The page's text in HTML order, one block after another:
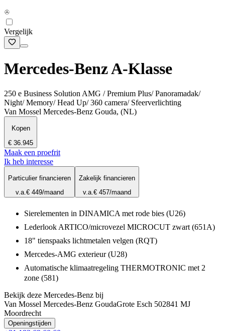
Vergelijk
Mercedes-Benz A-Klasse
250 e Business Solution AMG / Premium Plus/ Panoramadak/
Night/ Memory/ Head Up/ 360 camera/ Sfeerverlichting
Van Mossel Mercedes-Benz Gouda, (NL)
Kopen
€ 36.945
Maak een proefrit
Ik heb interesse
Particulier financieren
v.a.€ 449/maand
Zakelijk financieren
v.a.€ 457/maand
Sierelementen in DINAMICA met rode bies (U26)
Lederlook ARTICO/microvezel MICROCUT zwart (651A)
18" tienspaaks lichtmetalen velgen (RQT)
Mercedes-AMG exterieur (U28)
Automatische klimaatregeling THERMOTRONIC met 2
zone (581)
Bekijk deze Mercedes-Benz bij
Van Mossel Mercedes-Benz GoudaGrote Esch 502841 MJ
Moordrecht
Openingstijden